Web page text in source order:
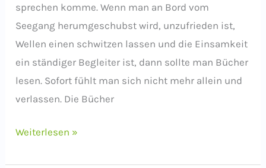
sprechen komme. Wenn man an Bord vom
Seegang herumgeschubst wird, unzufrieden ist,
Wellen einen schwitzen lassen und die Einsamkeit
ein ständiger Begleiter ist, dann sollte man Bücher
lesen. Sofort fühlt man sich nicht mehr allein und
verlassen. Die Bücher
Wer
Weiterlesen »